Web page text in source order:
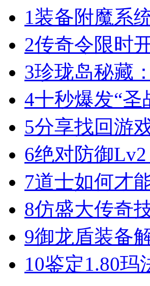
1装备附魔系
2传奇令限时
3珍珑岛秘藏
4十秒爆发“
5分享找回游
6绝对防御
7道士如何才
8仿盛大传奇
9御龙盾装备
10鉴定1.80玛